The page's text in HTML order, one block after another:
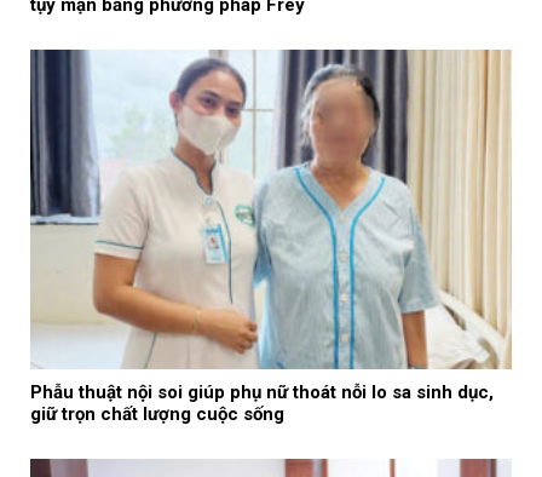
tụy mạn bằng phương pháp Frey
Phẫu thuật nội soi giúp phụ nữ thoát nỗi lo sa sinh dục,
giữ trọn chất lượng cuộc sống